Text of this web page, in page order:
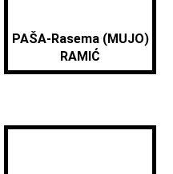
PAŠA-Rasema (MUJO)
RAMIĆ